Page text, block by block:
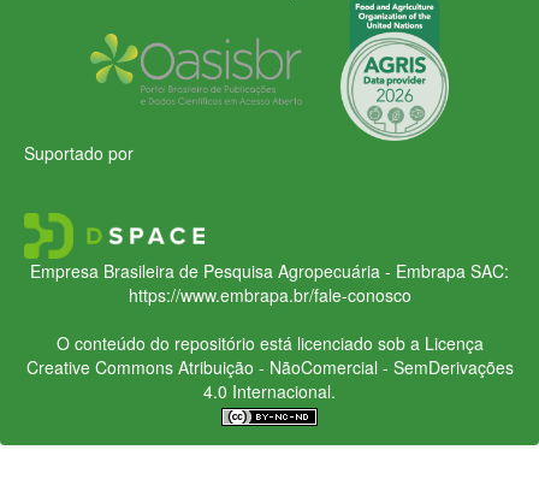
Suportado por
Empresa Brasileira de Pesquisa Agropecuária - Embrapa SAC:
https://www.embrapa.br/fale-conosco
O conteúdo do repositório está licenciado sob a Licença
Creative CommonsAtribuição - NãoComercial - SemDerivações
4.0 Internacional.